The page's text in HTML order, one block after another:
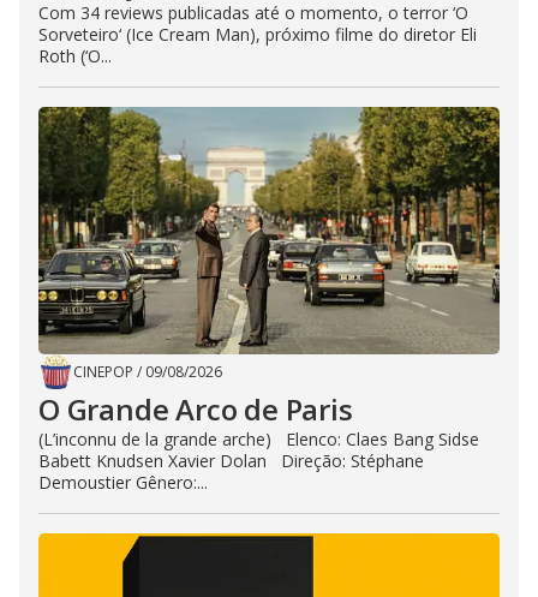
Com 34 reviews publicadas até o momento, o terror ‘O
Sorveteiro‘ (Ice Cream Man), próximo filme do diretor Eli
Roth (‘O...
CINEPOP / 09/08/2026
O Grande Arco de Paris
(L’inconnu de la grande arche) Elenco: Claes Bang Sidse
Babett Knudsen Xavier Dolan Direção: Stéphane
Demoustier Gênero:...